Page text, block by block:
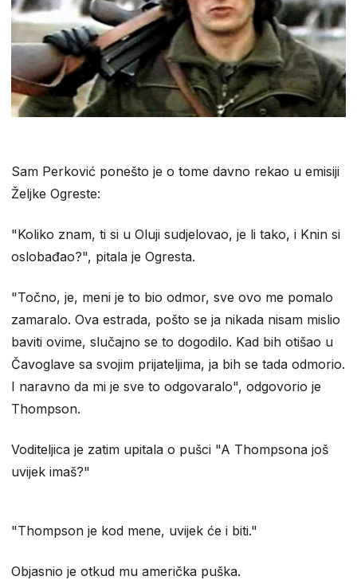
Sam Perković ponešto je o tome davno rekao u emisiji
Željke Ogreste:
"Koliko znam, ti si u Oluji sudjelovao, je li tako, i Knin si
oslobađao?", pitala je Ogresta.
"Točno, je, meni je to bio odmor, sve ovo me pomalo
zamaralo. Ova estrada, pošto se ja nikada nisam mislio
baviti ovime, slučajno se to dogodilo. Kad bih otišao u
Čavoglave sa svojim prijateljima, ja bih se tada odmorio.
I naravno da mi je sve to odgovaralo", odgovorio je
Thompson.
Voditeljica je zatim upitala o pušci "A Thompsona još
uvijek imaš?"
"Thompson je kod mene, uvijek će i biti."
Objasnio je otkud mu američka puška.